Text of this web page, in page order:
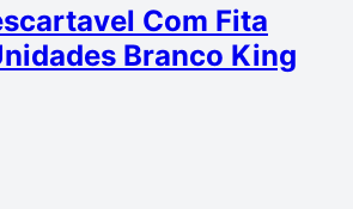
Com Fita
Branco King